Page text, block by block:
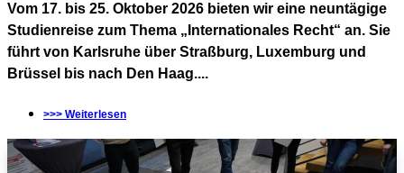
Vom 17. bis 25. Oktober 2026 bieten wir eine neuntägige
Studienreise zum Thema „Internationales Recht“ an. Sie
führt von Karlsruhe über Straßburg, Luxemburg und
Brüssel bis nach Den Haag....
>>> Weiterlesen